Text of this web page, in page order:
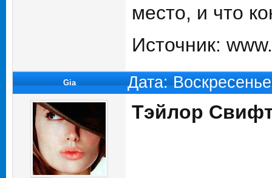
место, и что
Источник:
Gia Дата:
Тэйлор